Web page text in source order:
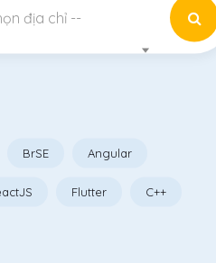
địa chỉ --
BrSE Angular
Flutter C++